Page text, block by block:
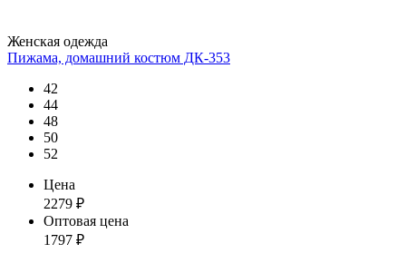
Женская одежда
Пижама, домашний костюм ДК-353
42
44
48
50
52
Цена
2279 ₽
Оптовая цена
1797 ₽